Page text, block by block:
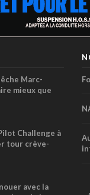
Marc-
mieux que
Challenge à
tour crève-
!
avec la